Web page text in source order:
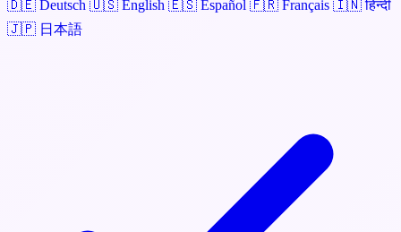
🇩🇪 Deutsch 🇺🇸 English 🇪🇸 Español 🇫🇷 Français 🇮🇳 हिन्दी
🇯🇵 日本語